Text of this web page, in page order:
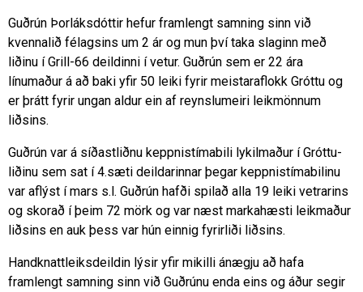
Guðrún Þorláksdóttir hefur framlengt samning sinn við
kvennalið félagsins um 2 ár og mun því taka slaginn með
liðinu í Grill-66 deildinni í vetur. Guðrún sem er 22 ára
línumaður á að baki yfir 50 leiki fyrir meistaraflokk Gróttu og
er þrátt fyrir ungan aldur ein af reynslumeiri leikmönnum
liðsins.
Guðrún var á síðastliðnu keppnistímabili lykilmaður í Gróttu-
liðinu sem sat í 4.sæti deildarinnar þegar keppnistímabilinu
var aflýst í mars s.l. Guðrún hafði spilað alla 19 leiki vetrarins
og skorað í þeim 72 mörk og var næst markahæsti leikmaður
liðsins en auk þess var hún einnig fyrirliði liðsins.
Handknattleiksdeildin lýsir yfir mikilli ánægju að hafa
framlengt samning sinn við Guðrúnu enda eins og áður segir